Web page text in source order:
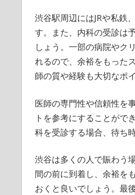
渋谷駅周辺にはJRや私鉄
す。また、内科の受診は
しょう。一部の病院やク
れるので、余裕をもった
師の質や経験も大切なポ
医師の専門性や信頼性を
トを参考にすることがで
科を受診する場合、待ち
渋谷は多くの人で賑わう
間の前に到着し、余裕を
おくと良いでしょう。最